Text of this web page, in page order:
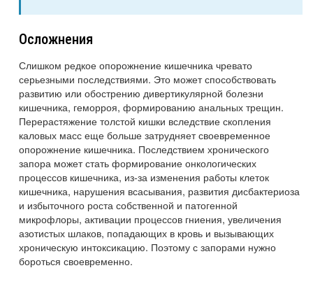
Осложнения
Слишком редкое опорожнение кишечника чревато
серьезными последствиями. Это может способствовать
развитию или обострению дивертикулярной болезни
кишечника, геморроя, формированию анальных трещин.
Перерастяжение толстой кишки вследствие скопления
каловых масс еще больше затрудняет своевременное
опорожнение кишечника. Последствием хронического
запора может стать формирование онкологических
процессов кишечника, из-за изменения работы клеток
кишечника, нарушения всасывания, развития дисбактериоза
и избыточного роста собственной и патогенной
микрофлоры, активации процессов гниения, увеличения
азотистых шлаков, попадающих в кровь и вызывающих
хроническую интоксикацию. Поэтому с запорами нужно
бороться своевременно.